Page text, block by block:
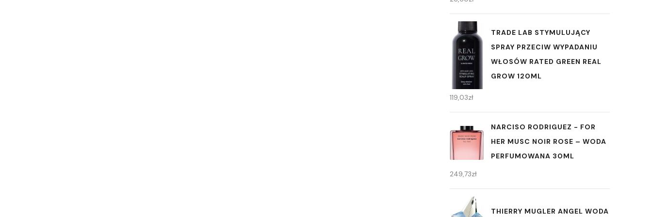
TRADE LAB STYMULUJĄCY
SPRAY PRZECIW WYPADANIU
WŁOSÓW RATED GREEN REAL
GROW 120ML
119,03zł
NARCISO RODRIGUEZ - FOR
HER MUSC NOIR ROSE – WODA
PERFUMOWANA 30ML
249,73zł
THIERRY MUGLER ANGEL WODA